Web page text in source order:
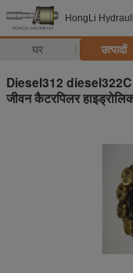
HongLi
घर उत्पादों
Diesel312
जीवन कैटरपिलर